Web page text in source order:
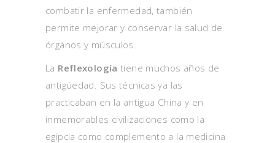
combatir la enfermedad, también
permite mejorar y conservar la salud de
órganos y músculos.
La Reflexología tiene muchos años de
antigüedad. Sus técnicas ya las
practicaban en la antigua China y en
inmemorables civilizaciones como la
egipcia como complemento a la medicina